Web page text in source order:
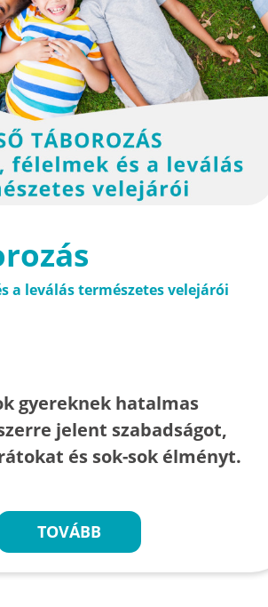
a leválás természetes velejárói
gyereknek hatalmas
jelent szabadságot,
és sok-sok élményt.
TOVÁBB